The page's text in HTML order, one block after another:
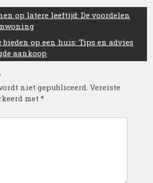
op latere leeftijd: De voordelen
bieden op een huis: Tips en advies
aankoop
niet gepubliceerd. Vereiste
met*